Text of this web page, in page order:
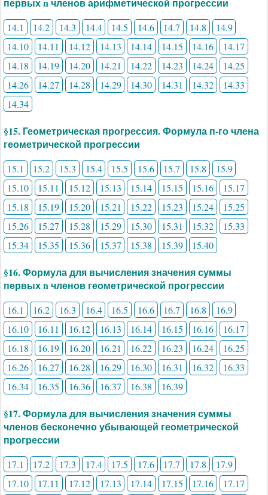
первых n членов арифметической прогрессии
14.1 14.2 14.3 14.4 14.5 14.6 14.7 14.8
14.9
14.10
14.11 14.12 14.13 14.14 14.15 14.16
14.17
14.18
14.19 14.20 14.21 14.22 14.23 14.24
14.25
14.26
14.27 14.28 14.29 14.30 14.31 14.32
14.33
14.34
§15. Геометрическая прогрессия. Формула п-го члена
геометрической прогрессии
15.1 15.2 15.3 15.4 15.5 15.6 15.7 15.8
15.9
15.10
15.11 15.12 15.13 15.14 15.15 15.16
15.17
15.18
15.19 15.20 15.21 15.22 15.23 15.24
15.25
15.26
15.27 15.28 15.29 15.30 15.31 15.32
15.33
15.34
15.35 15.36 15.37 15.38 15.39 15.40
§16. Формула для вычисления значения суммы
первых n членов геометрической прогрессии
16.1 16.2 16.3 16.4 16.5 16.6 16.7 16.8
16.9
16.10
16.11 16.12 16.13 16.14 16.15 16.16
16.17
16.18
16.19 16.20 16.21 16.22 16.23 16.24
16.25
16.26
16.27 16.28 16.29 16.30 16.31 16.32
16.33
16.34
16.35 16.36 16.37 16.38 16.39
§17. Формула для вычисления значения суммы
членов бесконечно убывающей геометрической
прогрессии
17.1 17.2 17.3 17.4 17.5 17.6 17.7 17.8
17.9
17.10
17.11 17.12 17.13 17.14 17.15 17.16
17.17